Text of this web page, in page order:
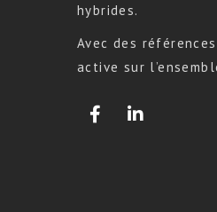
hybrides.
Avec des
active sur